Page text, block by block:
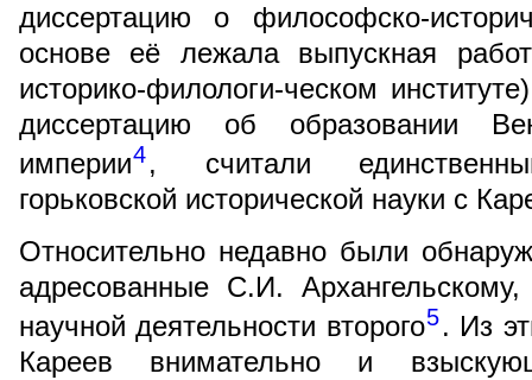
диссертацию о философско-
основе её лежала выпускная
историко-филологи-ческом
диссертацию об образовании
империи4, считали
горьковской исторической науки с
Относительно недавно были
адресованные С.И.
научной деятельности второго5. Из
Кареев внимательно и